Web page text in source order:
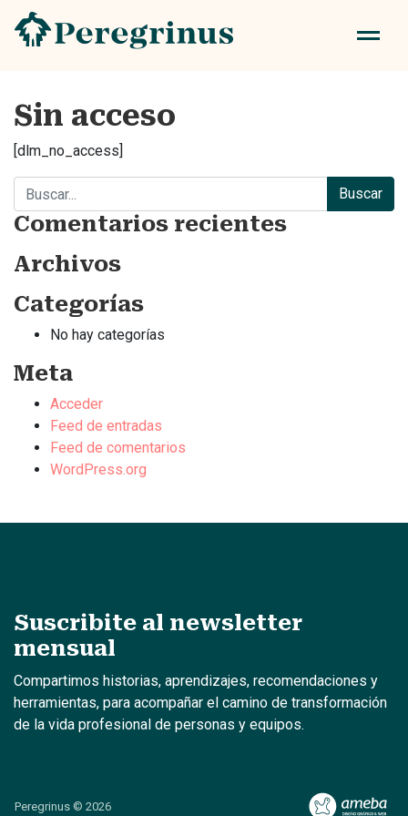
Sin acceso
[dlm_no_access]
Buscar:
Comentarios recientes
Archivos
Categorías
No hay categorías
Meta
Acceder
Feed de entradas
Feed de comentarios
WordPress.org
Suscribite al newsletter
mensual
Compartimos historias, aprendizajes, recomendaciones y
herramientas, para acompañar el camino de transformación
de la vida profesional de personas y equipos.
Peregrinus © 2026